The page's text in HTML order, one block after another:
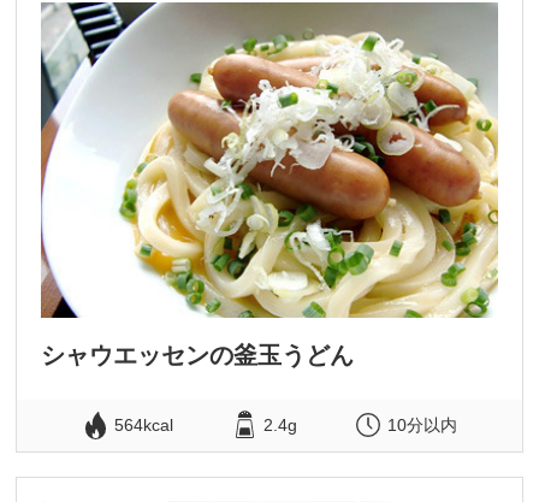
シャウエッセンの釜玉うどん
564kcal 2.4g 10分以内